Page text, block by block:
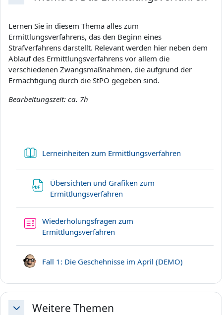
Lernen Sie in diesem Thema alles zum
Ermittlungsverfahrens, das den Beginn eines
Strafverfahrens darstellt. Relevant werden hier neben dem
Ablauf des Ermittlungsverfahrens vor allem die
verschiedenen Zwangsmaßnahmen, die aufgrund der
Ermächtigung durch die StPO gegeben sind.
Bearbeitungszeit: ca. 7h
Lerneinheiten zum Ermittlungsverfahren
Übersichten und Grafiken zum
Ermittlungsverfahren
Wiederholungsfragen zum
Ermittlungsverfahren
Fall 1: Die Geschehnisse im April (DEMO)
EinklappenWeitere Themen